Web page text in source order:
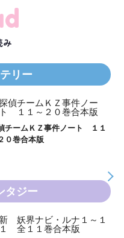
み
リー
チームＫＺ事件ノート １１
０巻合本版
タジー